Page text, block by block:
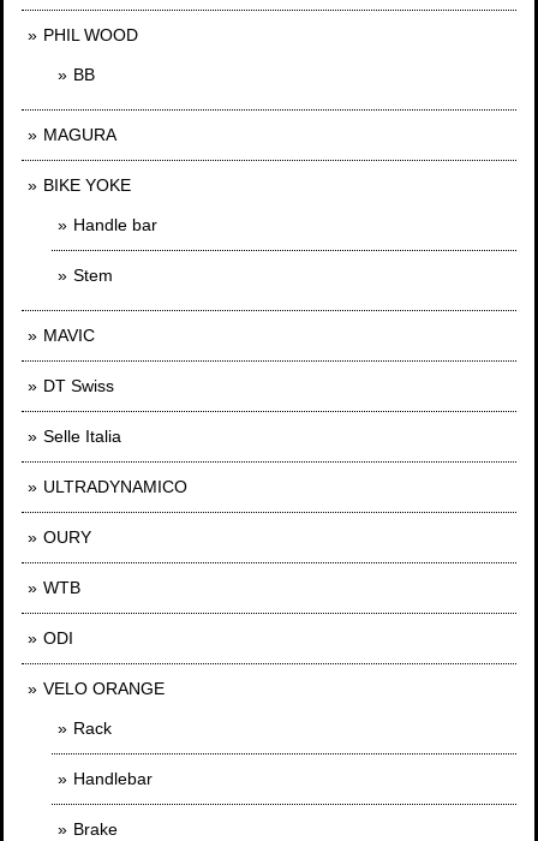
PHIL WOOD
BB
MAGURA
BIKE YOKE
Handle bar
Stem
MAVIC
DT Swiss
Selle Italia
ULTRADYNAMICO
OURY
WTB
ODI
VELO ORANGE
Rack
Handlebar
Brake